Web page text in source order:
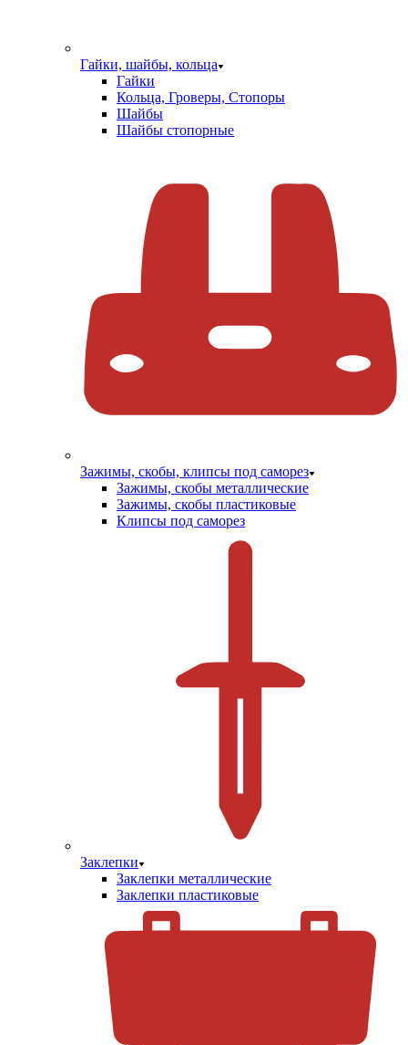
Гайки, шайбы, кольца
Гайки
Кольца, Гроверы, Стопоры
Шайбы
Шайбы стопорные
Зажимы, скобы, клипсы под саморез
Зажимы, скобы металлические
Зажимы, скобы пластиковые
Клипсы под саморез
Заклепки
Заклепки металлические
Заклепки пластиковые